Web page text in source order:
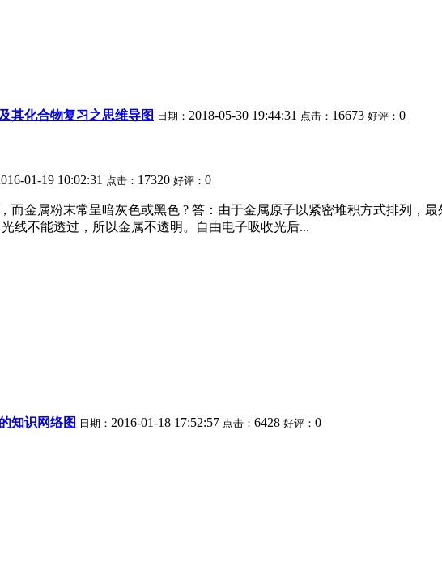
其化合物复习之思维导图 日期： 2018-05-30 19:44:31 点击： 16673 好评： 0
01-19 10:02:31 点击： 17320 好评： 0
而金属粉末常呈暗灰色或黑色 ? 答：由于金属原子以紧密堆积方式排列，
线不能透过，所以金属不透明。自由电子吸收光后...
知识网络图 日期： 2016-01-18 17:52:57 点击： 6428 好评： 0